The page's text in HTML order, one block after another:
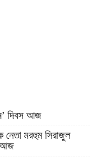
দিবস আজ
নেতা মরহুম সিরাজুল
আজ